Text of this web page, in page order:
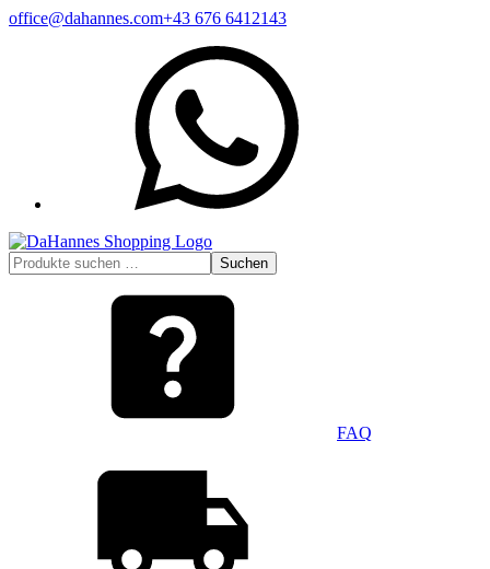
Zum
office@dahannes.com+43 676 6412143
Suchen
nach:
Suchen
FAQ